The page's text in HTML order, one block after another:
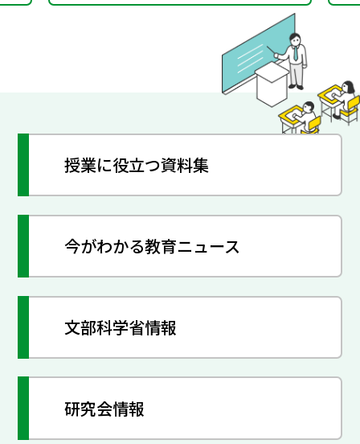
授業に役立つ資料集
今がわかる教育ニュース
文部科学省情報
研究会情報